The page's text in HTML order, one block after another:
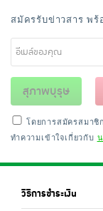
สมัครรับข่าวสาร พ
สุภาพบุรุษ
โดยการสมัครสมาชิ
ทำความเข้าใจเกี่ยวกับ
วิธีการชำระเงิน